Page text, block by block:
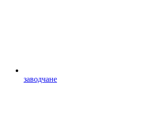
заводчане